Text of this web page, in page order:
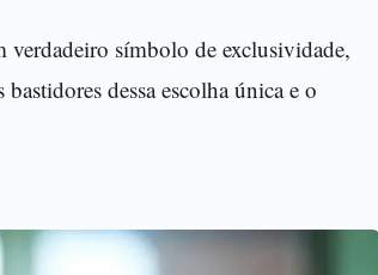
verdadeiro símbolo de exclusividade,
dessa escolha única e o